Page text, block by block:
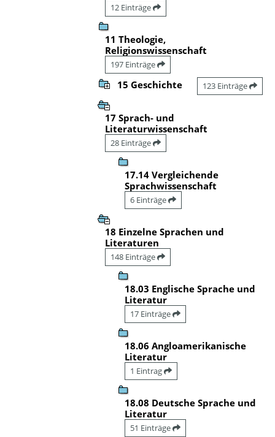
12 Einträge
11 Theologie,
Religionswissenschaft
197 Einträge
15 Geschichte 123 Einträge
17 Sprach- und
Literaturwissenschaft
28 Einträge
17.14 Vergleichende
Sprachwissenschaft
6 Einträge
18 Einzelne Sprachen und
Literaturen
148 Einträge
18.03 Englische Sprache und
Literatur
17 Einträge
18.06 Angloamerikanische
Literatur
1 Eintrag
18.08 Deutsche Sprache und
Literatur
51 Einträge